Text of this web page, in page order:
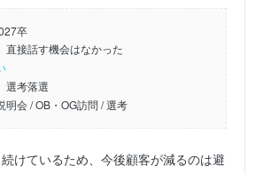
卒
直接話す機会はなかった
選考落選
明会/ OB・OG訪問/ 選考
けているため、今後顧客が減るのは避